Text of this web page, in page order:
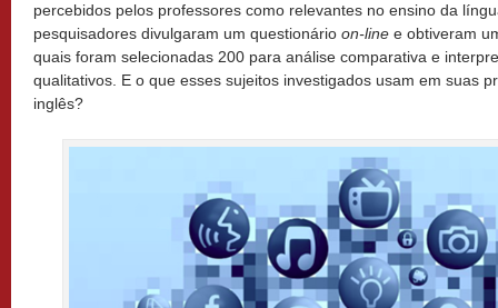
percebidos pelos professores como relevantes no ensino da
pesquisadores divulgaram um questionário on-line e obtiveram
quais foram selecionadas 200 para análise comparativa e
qualitativos. E o que esses sujeitos investigados usam em suas
inglês?